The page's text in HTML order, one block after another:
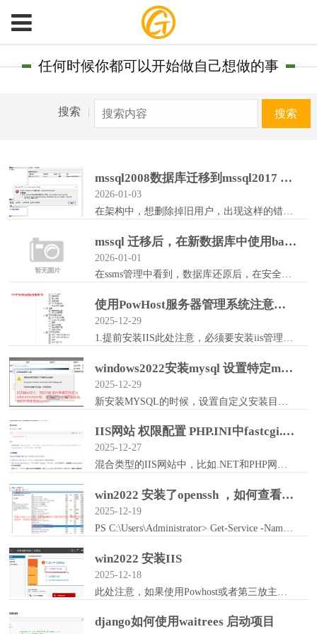
任何时候你都可以开始做自己想做的事
搜索 | 搜索
mssql2008数据库迁移到mssql2017 ，旧用户拥有架构，如何处理
2026-01-03
在架构中，想删除掉旧用户，出现这样的错误。1.先查询改用户拥有什么架构SELECT OBJECT_NAME(object_id) AS ObjectNa...
mssql 迁移后，在新数据库中使用bak还原 后存在旧用户名如何删除
2026-01-01
在ssms管理中看到，数据库还原后，在安全性中，出现了旧的数据库用户名，比如:Old_DBuser_f.新数据库名（比如newdbname）USE newdbn...
使用PowHost服务器管理系统注意事项
2025-12-29
windows2022安装mysql 设置特定mysql运行用户以及目录权限的方法
2025-12-29
IIS网站 权限配置 PHP.INI中fastcgi.impersonate = 1 的配置问题
2025-12-27
混合类型的IIS网站中，比如.NET和PHP网站都存在，但是因为.NET程序网站运行所需程序池用户权限大，必须提供读写权限，PHP网站如果程序池用户也有读写权限...
win2022 安装了openssh ，如何查看服务是否启动
2025-12-19
win2022 安装IIS
2025-12-18
django如何使用waitrees 启动项目